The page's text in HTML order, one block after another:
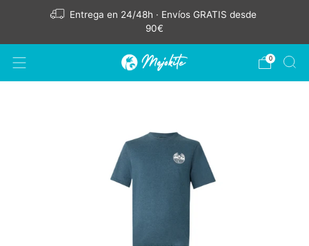
Entrega en 24/48h · Envíos GRATIS desde
90€
0